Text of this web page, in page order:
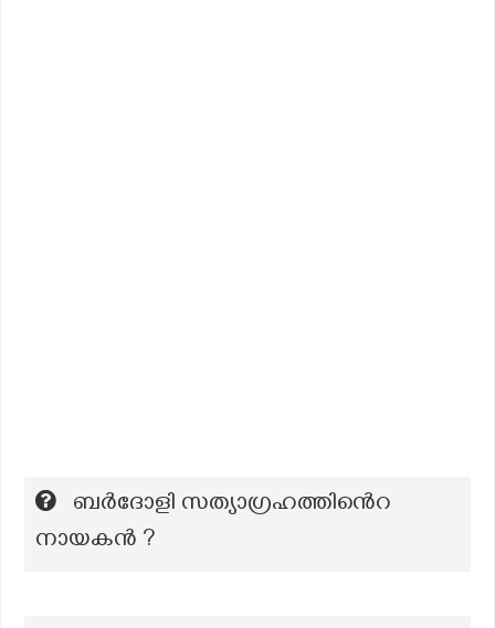
ബർദോളി സത്യാഗ്രഹത്തിൻെറ
നായകൻ ?